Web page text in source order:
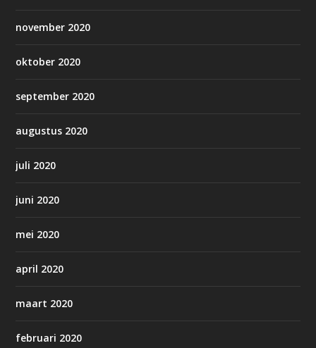
november 2020
oktober 2020
september 2020
augustus 2020
juli 2020
juni 2020
mei 2020
april 2020
maart 2020
februari 2020